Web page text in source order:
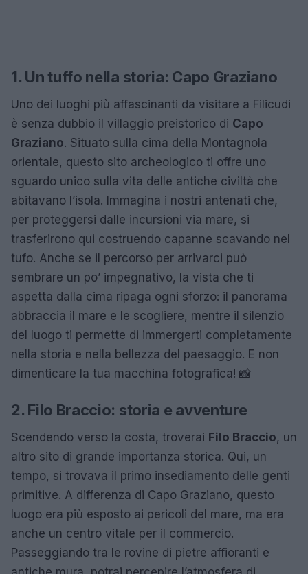
1. Un tuffo nella storia: Capo Graziano
Uno dei luoghi più affascinanti da visitare a Filicudi
è senza dubbio il villaggio preistorico di Capo
Graziano. Situato sulla cima della Montagnola
orientale, questo sito archeologico ti offre uno
sguardo unico sulla vita delle antiche civiltà che
abitavano l’isola. Immagina i nostri antenati che,
per proteggersi dalle incursioni via mare, si
trasferirono qui costruendo capanne scavando nel
tufo. Anche se il percorso per arrivarci può
sembrare un po’ impegnativo, la vista che ti
aspetta dalla cima ripaga ogni sforzo: il panorama
abbraccia il mare e le scogliere, mentre il silenzio
del luogo ti permette di immergerti completamente
nella storia e nella bellezza del paesaggio. E non
dimenticare la tua macchina fotografica! 📸
2. Filo Braccio: storia e avventure
Scendendo verso la costa, troverai Filo Braccio, un
altro sito di grande importanza storica. Qui, un
tempo, si trovava il primo insediamento delle genti
primitive. A differenza di Capo Graziano, questo
luogo era più esposto ai pericoli del mare, ma era
anche un centro vitale per il commercio.
Passeggiando tra le rovine di pietre affioranti e